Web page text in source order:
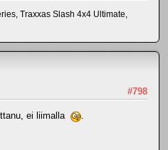
Traxxas Slash 4x4 Ultimate,
#798
ei liimalla